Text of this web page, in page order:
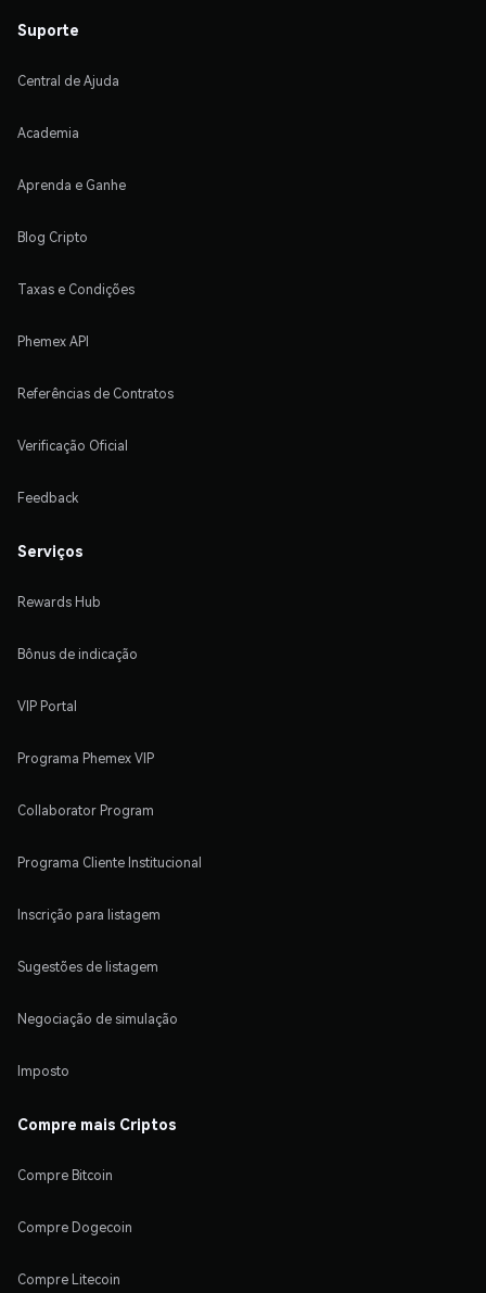
Suporte
Central de Ajuda
Academia
Aprenda e Ganhe
Blog Cripto
Taxas e Condições
Phemex API
Referências de Contratos
Verificação Oficial
Feedback
Serviços
Rewards Hub
Bônus de indicação
VIP Portal
Programa Phemex VIP
Collaborator Program
Programa Cliente Institucional
Inscrição para listagem
Sugestões de listagem
Negociação de simulação
Imposto
Compre mais Criptos
Compre Bitcoin
Compre Dogecoin
Compre Litecoin